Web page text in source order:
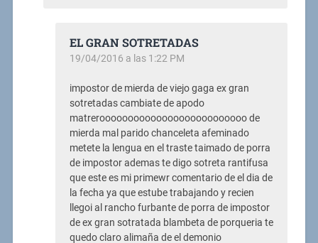
EL GRAN SOTRETADAS
19/04/2016 a las 1:22 PM
impostor de mierda de viejo gaga ex gran
sotretadas cambiate de apodo
matreroooooooooooooooooooooooooo de
mierda mal parido chanceleta afeminado
metete la lengua en el traste taimado de porra
de impostor ademas te digo sotreta rantifusa
que este es mi primewr comentario de el dia de
la fecha ya que estube trabajando y recien
llegoi al rancho furbante de porra de impostor
de ex gran sotratada blambeta de porqueria te
quedo claro alimaña de el demonio